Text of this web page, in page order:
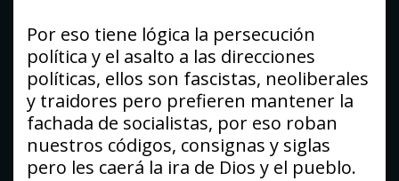
Por eso tiene lógica la persecución
política y el asalto a las direcciones
políticas, ellos son fascistas, neoliberales
y traidores pero prefieren mantener la
fachada de socialistas, por eso roban
nuestros códigos, consignas y siglas
pero les caerá la ira de Dios y el pueblo.